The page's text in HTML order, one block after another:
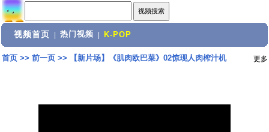
视频首页 热门视频 K-POP
首页>> 前一页>> 【新片场】《肌肉欧巴菜》02惊现人肉榨汁机 更多